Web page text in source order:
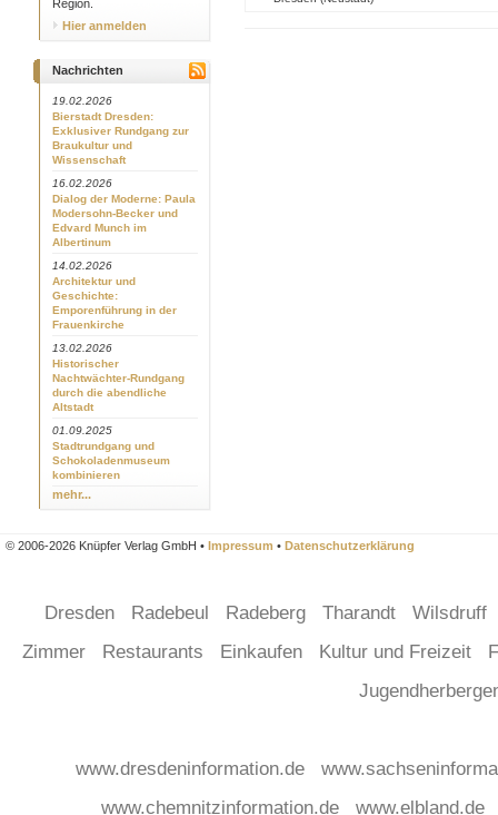
Region.
Hier anmelden
Nachrichten
19.02.2026
Bierstadt Dresden:
Exklusiver Rundgang zur
Braukultur und
Wissenschaft
16.02.2026
Dialog der Moderne: Paula
Modersohn-Becker und
Edvard Munch im
Albertinum
14.02.2026
Architektur und
Geschichte:
Emporenführung in der
Frauenkirche
13.02.2026
Historischer
Nachtwächter-Rundgang
durch die abendliche
Altstadt
01.09.2025
Stadtrundgang und
Schokoladenmuseum
kombinieren
mehr...
© 2006-2026 Knüpfer Verlag GmbH • Impressum • Datenschutzerklärung
Dresden Radebeul Radeberg Tharandt
Wilsdruff
Zimmer
Restaurants Einkaufen Kultur und Freizeit
www.dresdeninformation.de
www.chemnitzinformation.de
www.elbland.de